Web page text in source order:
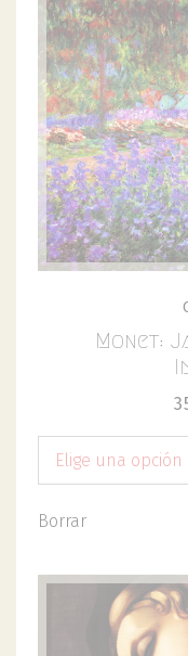
Monet:
Elige una opción
Borrar